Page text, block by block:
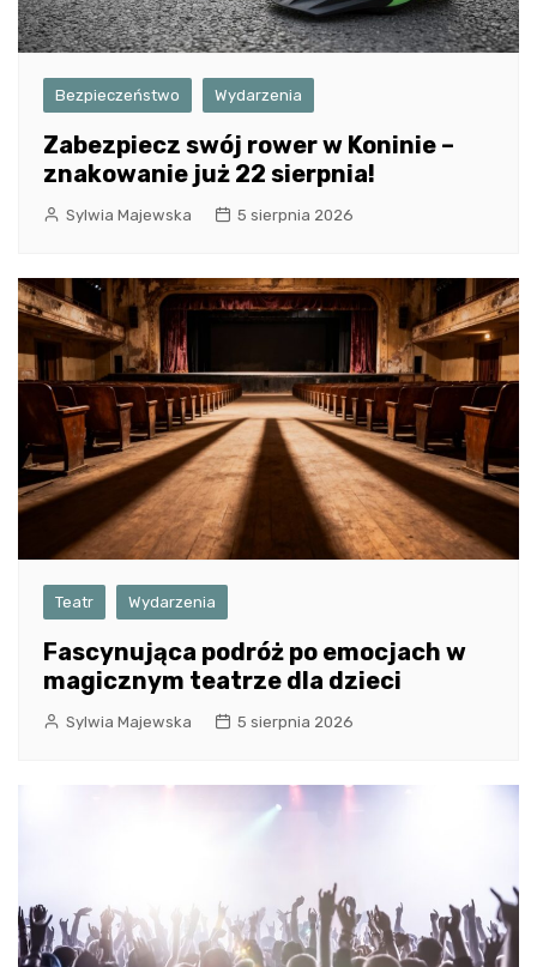
Bezpieczeństwo Wydarzenia
Zabezpiecz swój rower w Koninie –
znakowanie już 22 sierpnia!
Sylwia Majewska 5 sierpnia 2026
Teatr Wydarzenia
Fascynująca podróż po emocjach w
magicznym teatrze dla dzieci
Sylwia Majewska 5 sierpnia 2026